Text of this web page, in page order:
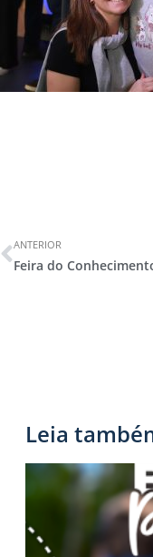
ANTERIOR
Leia